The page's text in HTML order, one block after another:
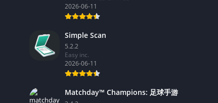
2026-06-11
Simple Scan
5.2.2
Easy inc.
2026-06-11
Matchday™ Champions: 足球手游